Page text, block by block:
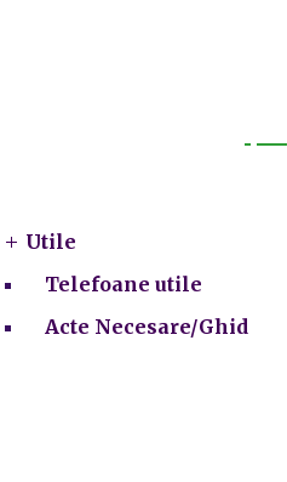
Utile
Telefoane utile
Acte Necesare/Ghid